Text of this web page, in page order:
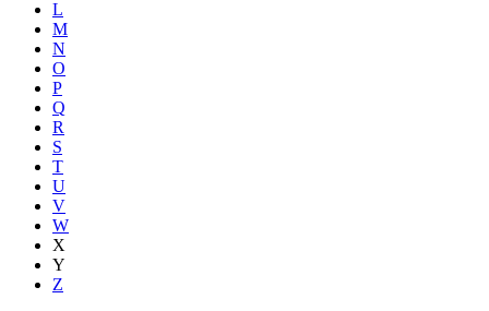
L
M
N
O
P
Q
R
S
T
U
V
W
X
Y
Z